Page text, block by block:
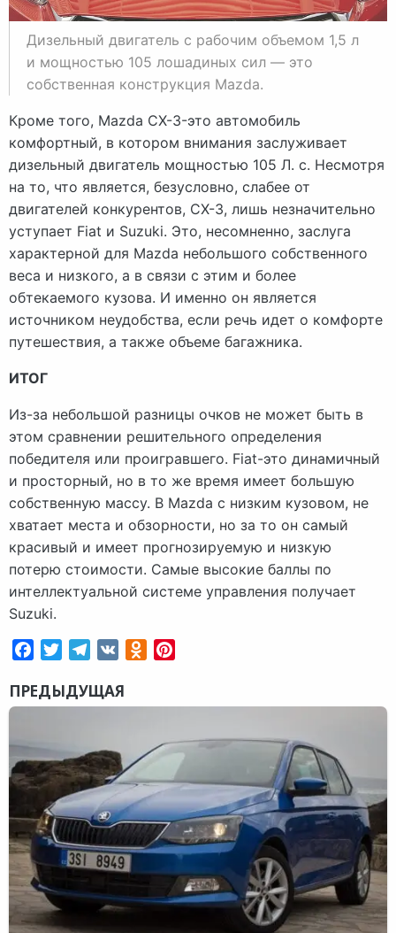
Дизельный двигатель с рабочим объемом 1,5 л
и мощностью 105 лошадиных сил — это
собственная конструкция Mazda.
Кроме того, Mazda CX-3-это автомобиль
комфортный, в котором внимания заслуживает
дизельный двигатель мощностью 105 Л. с. Несмотря
на то, что является, безусловно, слабее от
двигателей конкурентов, CX-3, лишь незначительно
уступает Fiat и Suzuki. Это, несомненно, заслуга
характерной для Mazda небольшого собственного
веса и низкого, а в связи с этим и более
обтекаемого кузова. И именно он является
источником неудобства, если речь идет о комфорте
путешествия, а также объеме багажника.
ИТОГ
Из-за небольшой разницы очков не может быть в
этом сравнении решительного определения
победителя или проигравшего. Fiat-это динамичный
и просторный, но в то же время имеет большую
собственную массу. В Mazda с низким кузовом, не
хватает места и обзорности, но за то он самый
красивый и имеет прогнозируемую и низкую
потерю стоимости. Самые высокие баллы по
интеллектуальной системе управления получает
Suzuki.
FacebookTwitterTelegram
VK Odnoklassniki
ПРЕДЫДУЩАЯ